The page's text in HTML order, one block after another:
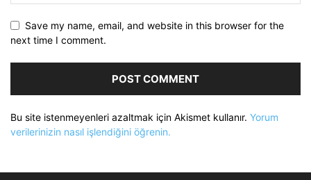
Save my name, email, and website in this browser for the
next time I comment.
Bu site istenmeyenleri azaltmak için Akismet kullanır. Yorum
verilerinizin nasıl işlendiğini öğrenin.